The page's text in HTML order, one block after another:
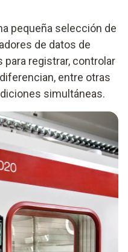
pequeña selección de
de datos de
registrar, controlar
entre otras
simultáneas.